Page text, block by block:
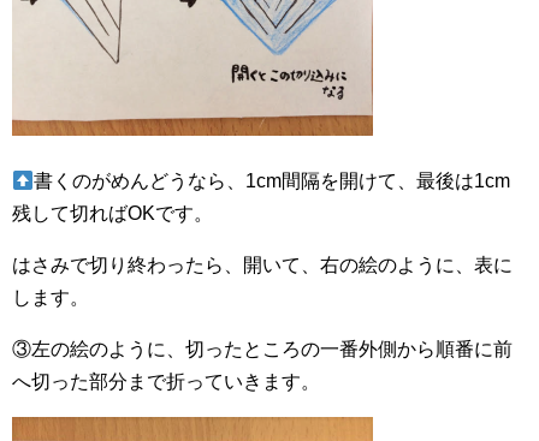
書くのがめんどうなら、1cm間隔を開けて、最後は1cm
残して切ればOKです。
はさみで切り終わったら、開いて、右の絵のように、表に
します。
③左の絵のように、切ったところの一番外側から順番に前
へ切った部分まで折っていきます。